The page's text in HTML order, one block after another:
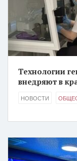
Технологии
внедряют в
НОВОСТИ